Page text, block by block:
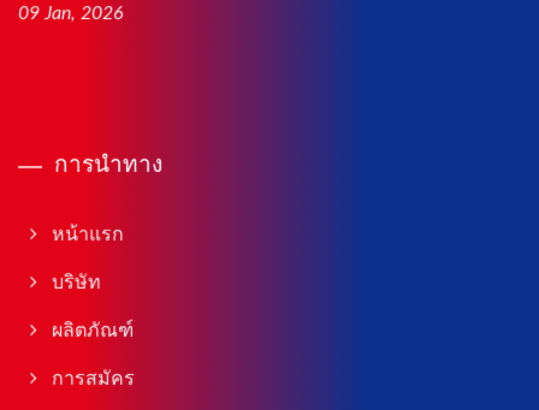
09 Jan, 2026
การนำทาง
หน้าแรก
บริษัท
ผลิตภัณฑ์
การสมัคร